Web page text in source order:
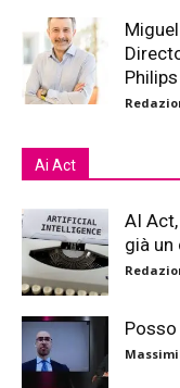
Philips
Ai Act
AI
già un
Posso